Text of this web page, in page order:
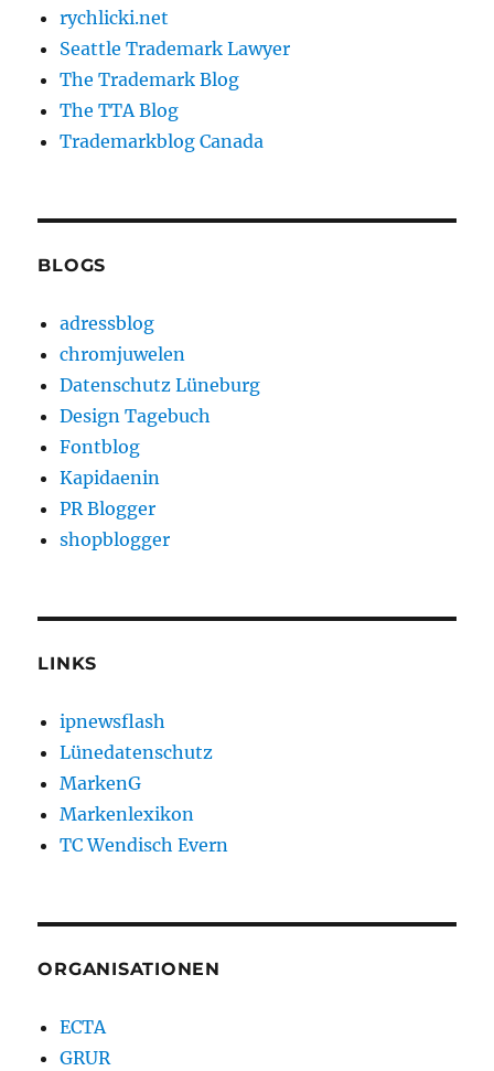
rychlicki.net
Seattle Trademark Lawyer
The Trademark Blog
The TTA Blog
Trademarkblog Canada
BLOGS
adressblog
chromjuwelen
Datenschutz Lüneburg
Design Tagebuch
Fontblog
Kapidaenin
PR Blogger
shopblogger
LINKS
ipnewsflash
Lünedatenschutz
MarkenG
Markenlexikon
TC Wendisch Evern
ORGANISATIONEN
ECTA
GRUR